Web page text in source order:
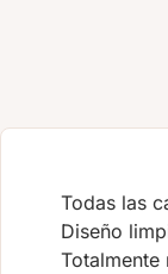
Todas las
Diseño